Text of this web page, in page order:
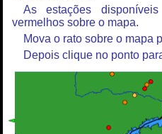
As estações
vermelhos sobre o mapa.
Mova o rato sobre o mapa
Depois clique no ponto